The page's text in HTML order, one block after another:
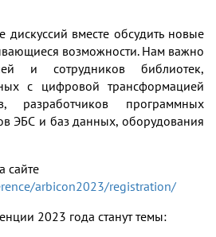
вместе обсудить новые
возможности. Нам важно
и сотрудников библиотек,
с цифровой трансформацией
разработчиков программных
ЭБС и баз данных, оборудования
сайте
arbicon2023/registration/
2023 года станут темы: